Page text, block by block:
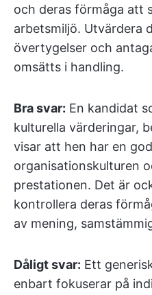
och deras förmåga att
arbetsmiljö. Utvärdera
övertygelser och
omsätts i handling.
Bra svar: En kandidat
kulturella värderingar,
visar att hen har en
organisationskulturen
prestationen. Det är
kontrollera deras
av mening,
Dåligt svar: Ett
enbart fokuserar på